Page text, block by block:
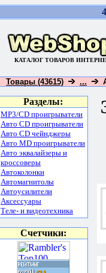
КАТАЛОГ ТОВАРОВ
Товары (43615) ...
Разделы:
MP3/CD проигрыватели
Авто CD проигрыватели
Авто CD чейнджеры
Авто MD проигрыватели
Авто эквалайзеры и
кроссоверы
Автоколонки
Автомагнитолы
Автоусилители
Аксессуары
Теле- и видеотехника
Счетчики: